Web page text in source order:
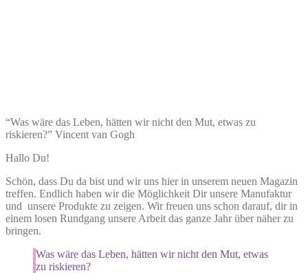
“Was wäre das Leben, hätten wir nicht den Mut, etwas zu
riskieren?” Vincent van Gogh
Hallo Du!
Schön, dass Du da bist und wir uns hier in unserem neuen Magazin
treffen. Endlich haben wir die Möglichkeit Dir unsere Manufaktur
und unsere Produkte zu zeigen. Wir freuen uns schon darauf, dir in
einem losen Rundgang unsere Arbeit das ganze Jahr über näher zu
bringen.
Was wäre das Leben, hätten wir nicht den Mut, etwas
zu riskieren?